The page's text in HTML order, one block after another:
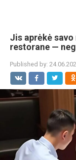
Jis aprėkė
restorane —
Published by: